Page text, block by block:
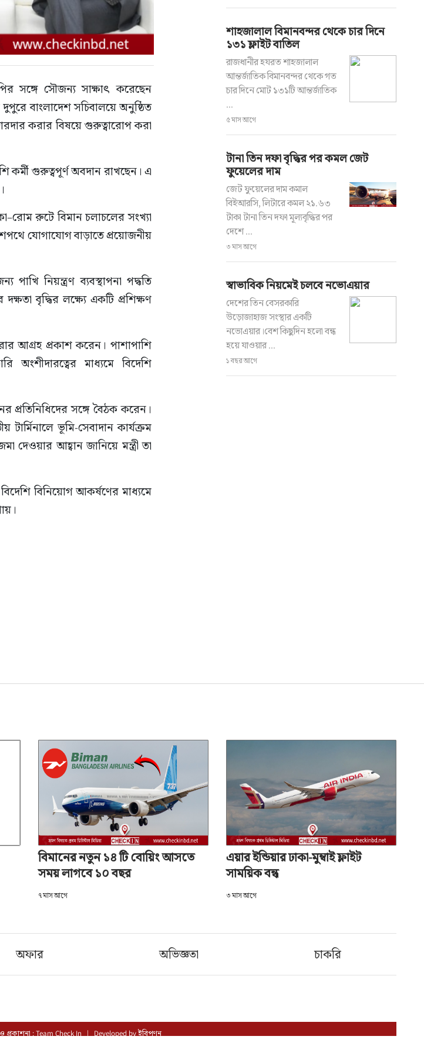
সঙ্গে সৌজন্য সাক্ষাৎ করেছেন
বাংলাদেশ সচিবালয়ে অনুষ্ঠিত
করার বিষয়ে গুরুত্বারোপ করা
কর্মী গুরুত্বপূর্ণ অবদান রাখছেন। এ
রুটে বিমান চলাচলের সংখ্যা
যোগাযোগ বাড়াতে প্রয়োজনীয়
পাখি নিয়ন্ত্রণ ব্যবস্থাপনা পদ্ধতি
বৃদ্ধির লক্ষ্যে একটি প্রশিক্ষণ
আগ্রহ প্রকাশ করেন। পাশাপাশি
অংশীদারত্বের মাধ্যমে বিদেশি
প্রতিনিধিদের সঙ্গে বৈঠক করেন।
ভূমি-সেবাদান কার্যক্রম
দেওয়ার আহ্বান জানিয়ে মন্ত্রী তা
বিনিয়োগ আকর্ষণের মাধ্যমে
শাহজালাল বিমানবন্দর থেকে চার দিনে
১৩১ ফ্লাইট বাতিল
রাজধানীর হযরত শাহজালাল
আন্তর্জাতিক বিমানবন্দর থেকে গত
চার দিনে মোট ১৩১টি আন্তর্জাতিক
...
৫ মাস আগে
টানা তিন দফা বৃদ্ধির পর কমল জেট
ফুয়েলের দাম
জেট ফুয়েলের দাম কমাল
বিইআরসি, লিটারে কমল ২১.৬৩
টাকা টানা তিন দফা মূল্যবৃদ্ধির পর
দেশে ...
৩ মাস আগে
স্বাভাবিক নিয়মেই চলবে নভোএয়ার
দেশের তিন বেসরকারি
উড়োজাহাজ সংস্থার একটি
নভোএয়ার।বেশ কিছুদিন হলো বন্ধ
হয়ে যাওয়ার ...
১ বছর আগে
বিমানের নতুন ১৪ টি বোয়িং আসতে
সময় লাগবে ১০ বছর
৭ মাস আগে
এয়ার ইন্ডিয়ার ঢাকা-মুম্বাই ফ্লাইট
সাময়িক বন্ধ
৩ মাস আগে
অফার অভিজ্ঞতা চাকরি
প্রকাশনা : Team Check In | Developed byইবিপণন